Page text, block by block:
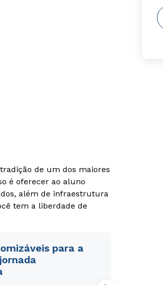
de um dos maiores
é oferecer ao aluno
além de infraestrutura
tem a liberdade de
para a